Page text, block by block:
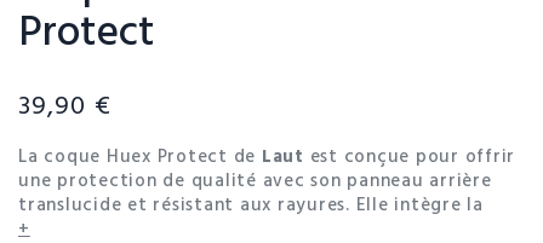
Protect
39,90 €
La coque Huex Protect de Laut est conçue pour offrir
une protection de qualité avec son panneau arrière
translucide et résistant aux rayures. Elle intègre la
technologie IMPKT Cell™, garantissant une protection
+